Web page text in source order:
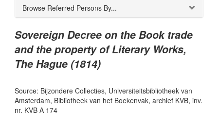
Browse Referred Persons By...
Sovereign Decree on the Book trade
and the property of Literary Works,
The Hague (1814)
Source: Bijzondere Collecties, Universiteitsbibliotheek van
Amsterdam, Bibliotheek van het Boekenvak, archief KVB, inv.
nr. KVB A 174